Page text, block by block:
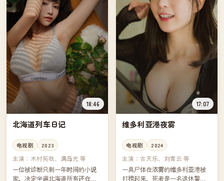
18:46
北海道列车日记
电视剧 2023
主演： 木村拓哉、满岛光 等
一位被诊断只剩一年时间的小说
家，决定坐遍北海道所有还在运
17:07
维多利亚港夜雾
电视剧 2024
主演：古天乐、刘青云 等
一具尸体在浓雾的维多利亚港被
打捞起来，死者是一名退休警